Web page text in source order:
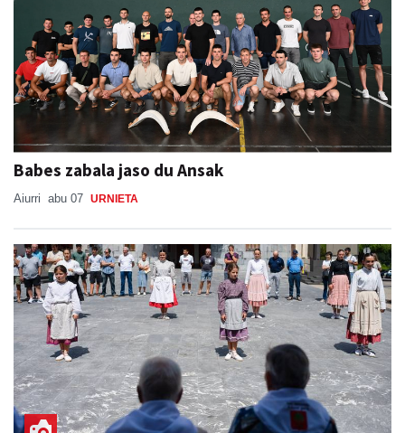
Babes zabala jaso du Ansak
Aiurri abu 07 URNIETA